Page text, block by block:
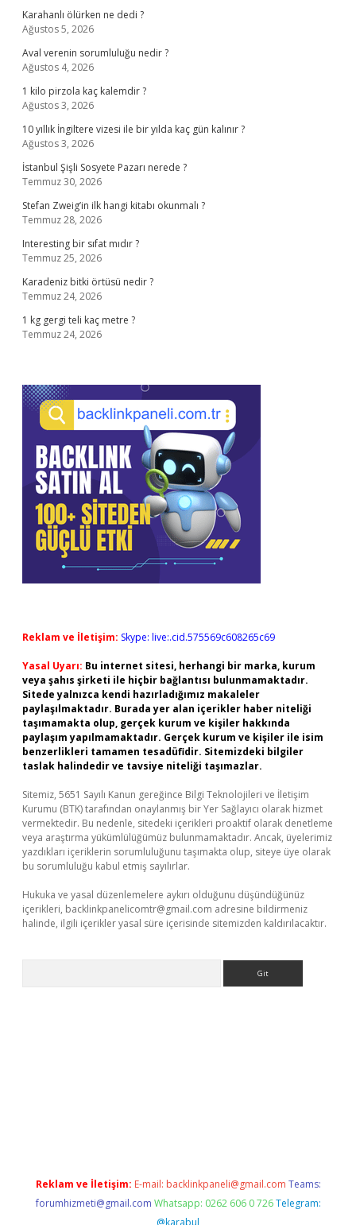
Karahanlı ölürken ne dedi ?
Ağustos 5, 2026
Aval verenin sorumluluğu nedir ?
Ağustos 4, 2026
1 kilo pirzola kaç kalemdir ?
Ağustos 3, 2026
10 yıllık İngiltere vizesi ile bir yılda kaç gün kalınır ?
Ağustos 3, 2026
İstanbul Şişli Sosyete Pazarı nerede ?
Temmuz 30, 2026
Stefan Zweig’in ilk hangi kitabı okunmalı ?
Temmuz 28, 2026
Interesting bir sıfat mıdır ?
Temmuz 25, 2026
Karadeniz bitki örtüsü nedir ?
Temmuz 24, 2026
1 kg gergi teli kaç metre ?
Temmuz 24, 2026
Reklam ve İletişim: Skype: live:.cid.575569c608265c69
Yasal Uyarı: Bu internet sitesi, herhangi bir marka, kurum
veya şahıs şirketi ile hiçbir bağlantısı bulunmamaktadır.
Sitede yalnızca kendi hazırladığımız makaleler
paylaşılmaktadır. Burada yer alan içerikler haber niteliği
taşımamakta olup, gerçek kurum ve kişiler hakkında
paylaşım yapılmamaktadır. Gerçek kurum ve kişiler ile isim
benzerlikleri tamamen tesadüfidir. Sitemizdeki bilgiler
taslak halindedir ve tavsiye niteliği taşımazlar.
Sitemiz, 5651 Sayılı Kanun gereğince Bilgi Teknolojileri ve İletişim
Kurumu (BTK) tarafından onaylanmış bir Yer Sağlayıcı olarak hizmet
vermektedir. Bu nedenle, sitedeki içerikleri proaktif olarak denetleme
veya araştırma yükümlülüğümüz bulunmamaktadır. Ancak, üyelerimiz
yazdıkları içeriklerin sorumluluğunu taşımakta olup, siteye üye olarak
bu sorumluluğu kabul etmiş sayılırlar.
Hukuka ve yasal düzenlemelere aykırı olduğunu düşündüğünüz
içerikleri, backlinkpanelicomtr@gmail.com adresine bildirmeniz
halinde, ilgili içerikler yasal süre içerisinde sitemizden kaldırılacaktır.
Reklam ve İletişim: E-mail: backlinkpaneli@gmail.com Teams:
forumhizmeti@gmail.com Whatsapp: 0262 606 0 726 Telegram:
@karabul